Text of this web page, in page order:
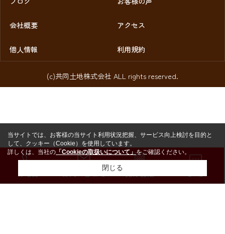
会社概要 アクセス
個人情報 利用規約
(c)共同土地株式会社 ALL rights reserved.
お問い合わせ
当サイトでは、お客様の当サイト利用状況把握、サービス向上検討を目的と
して、クッキー（Cookie）を使用しています。
詳しくは、当社の 「Cookieの取扱いについて」をご確認ください。
閉じる